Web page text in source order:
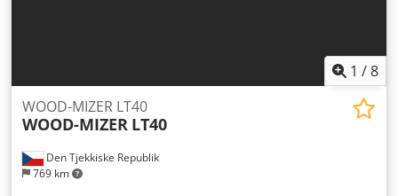
1 /8
Den Tjekkiske Republik
769 km
WOOD-MIZER LT40
WOOD-MIZER LT40